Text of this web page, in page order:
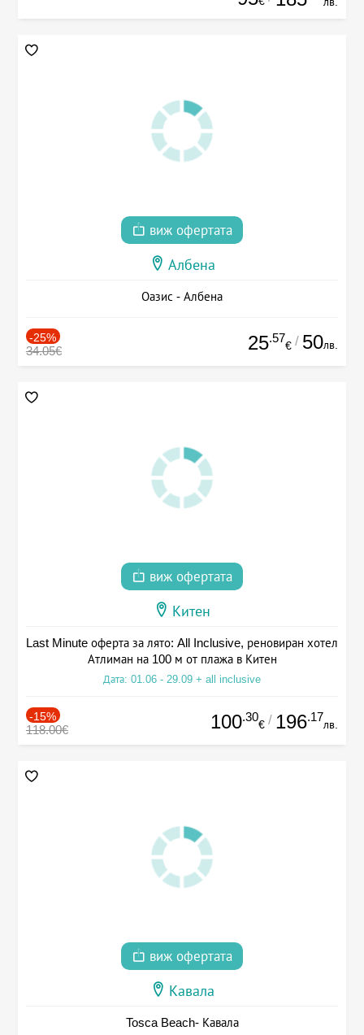
виж офертата
Албена
Оазис - Албена
-25%
34.05€ 25.57
€ / 50лв.
виж офертата
Китен
Last Minute оферта за лято: All Inclusive, реновиран хотел
Атлиман на 100 м от плажа в Китен
Дата: 01.06 - 29.09 + all inclusive
-15%
118.00€ 100.30
€ / 196.17
лв.
виж офертата
Кавала
Tosca Beach- Кавала